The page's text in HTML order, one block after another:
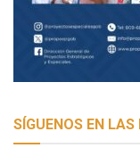
SÍGUENOS EN LAS